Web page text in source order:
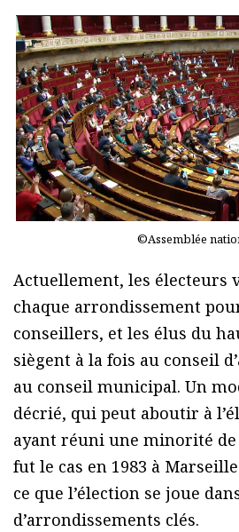
©Assemblée
Actuellement, les électeurs
chaque arrondissement
conseillers, et les élus du
siègent à la fois au conseil
au conseil municipal. Un
décrié, qui peut aboutir à
ayant réuni une minorité de
fut le cas en 1983 à
ce que l’élection se joue
d’arrondissements clés.